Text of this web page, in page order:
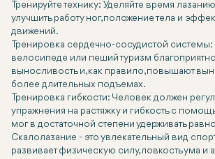
Тренируйте технику: Уделяйте время
улучшить работу ног, положение тела и
движений.
Тренировка сердечно-сосудистой системы:
велосипеде или пеший туризм
выносливость и, как правило, повышают
более длительных подъемах.
Тренировка гибкости: Человек должен
упражнения на растяжку и гибкость с
мог в достаточной степени удерживать
Скалолазание - это увлекательный вид
развивает физическую силу, ловкость ума и